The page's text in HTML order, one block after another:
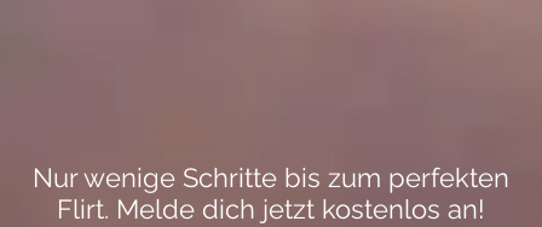
Nur wenige Schritte bis zum perfekten
Flirt. Melde dich jetzt kostenlos an!